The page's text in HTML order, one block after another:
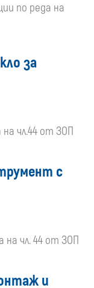
по реда на
за
на чл.44 от ЗОП
с
на чл. 44 от ЗОП
и